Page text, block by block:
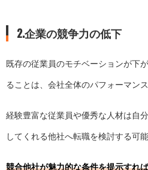
2.企業の競争力の低下
既存の従業員のモチベーションが下
ることは、会社全体のパフォーマン
経験豊富な従業員や優秀な人材は自
してくれる他社へ転職を検討する可
競合他社が魅力的な条件を提示すれ